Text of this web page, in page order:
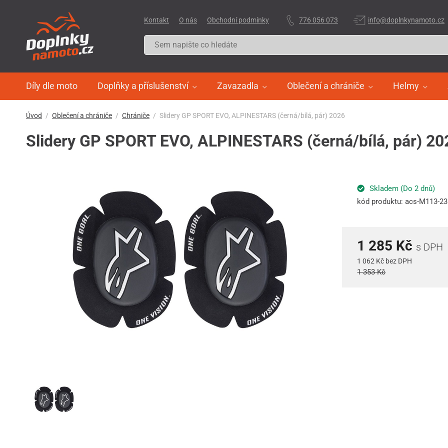
Díly dle moto Doplňky a příslušenství Zavazadla Oblečení a chrániče Helmy
Kontakt O nás Obchodní podmínky 776 056 073 info@doplnkynamoto.cz
Úvod Oblečení a chrániče Chrániče Slidery GP SPORT EVO, ALPINESTARS (černá/bílá, pár) 2026
Slidery GP SPORT EVO, ALPINESTARS (černá/bílá, pár)
Skladem (Do 2 dnů)
kód produktu: acs-M113-23
1 285 Kč s DPH
1 062 Kč bez DPH
1 353 Kč